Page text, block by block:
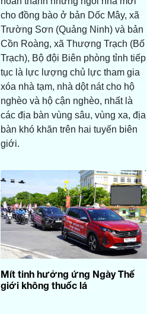
cho đồng bào ở bản Dốc Mây, xã
Trường Sơn (Quảng Ninh) và bản
Cồn Roàng, xã Thượng Trạch (Bố
Trạch), Bộ đội Biên phòng tỉnh tiếp
tục là lực lượng chủ lực tham gia
xóa nhà tạm, nhà dột nát cho hộ
nghèo và hộ cận nghèo, nhất là
các địa bàn vùng sâu, vùng xa, địa
bàn khó khăn trên hai tuyến biên
giới.
Mít tinh hưởng ứng Ngày Thế
giới không thuốc lá